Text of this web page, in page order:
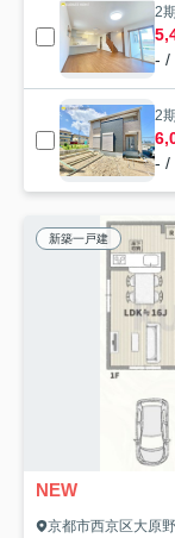
2
- /
2
- /
新築一戸建
NEW
京都市西京区大原